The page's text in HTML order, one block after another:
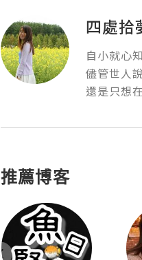
四處拾
自小就心
儘管世人
還是只想
推薦博客